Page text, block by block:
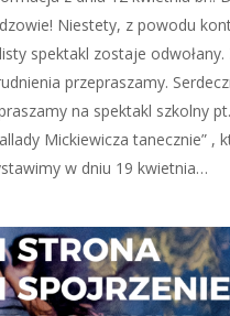
Niestety, z powodu
spektakl zostaje odwołany.
przepraszamy.
na spektakl szkolny pt.
Mickiewicza tanecznie” ,
w dniu 19 kwietnia…